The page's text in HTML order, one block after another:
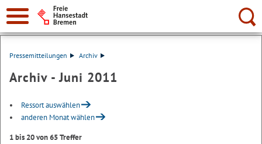
Suche:
Pressemitteilungen Archiv
Archiv - Juni 2011
Ressort auswählen
anderen Monat wählen
1 bis 20 von 65 Treffer